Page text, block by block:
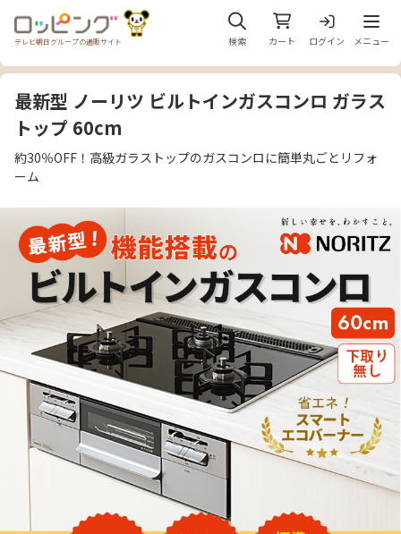
テレビ朝日グループの通販サイト 検索 カート ログイン
メニ
メニュー
最新型 ノーリツ ビルトインガスコンロ ガラス
トップ 60cm
約30％OFF！高級ガラストップのガスコンロに簡単丸ごとリフォ
ーム